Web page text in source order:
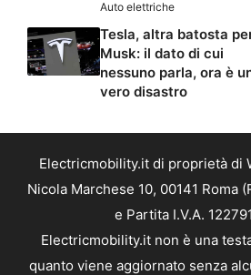
Auto elettriche
Tesla, altra batosta
Musk: il dato di cui
nessuno parla, ora è
vero disastro
Electricmobility.it di proprietà di
Nicola Marchese 10, 00141 Roma
e Partita I.V.A.
Electricmobility.it non è una
quanto viene aggiornato senza